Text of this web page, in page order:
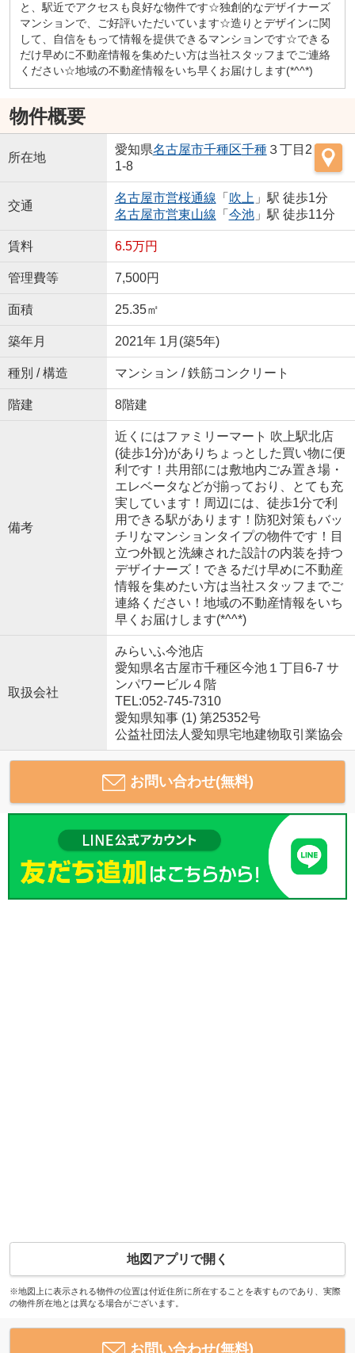
と、駅近でアクセスも良好な物件です☆独創的なデザイナーズ
マンションで、ご好評いただいています☆造りとデザインに関
して、自信をもって情報を提供できるマンションです☆できる
だけ早めに不動産情報を集めたい方は当社スタッフまでご連絡
ください☆地域の不動産情報をいち早くお届けします(*^^*)
物件概要
所在地
愛知県名古屋市千種区千種３丁目2
1-8
交通
名古屋市営桜通線 「 吹上」駅 徒歩1分
名古屋市営東山線 「 今池」駅 徒歩11分
賃料 6.5万円
管理費等 7,500円
面積 25.35㎡
築年月 2021年 1月(築5年)
種別 / 構造 マンション / 鉄筋コンクリート
階建 8階建
備考
近くにはファミリーマート 吹上駅北店
(徒歩1分)がありちょっとした買い物に便
利です！共用部には敷地内ごみ置き場・
エレベータなどが揃っており、とても充
実しています！周辺には、徒歩1分で利
用できる駅があります！防犯対策もバッ
チリなマンションタイプの物件です！目
立つ外観と洗練された設計の内装を持つ
デザイナーズ！できるだけ早めに不動産
情報を集めたい方は当社スタッフまでご
連絡ください！地域の不動産情報をいち
早くお届けします(*^^*)
取扱会社
みらいふ今池店
愛知県名古屋市千種区今池１丁目6-7 サ
ンパワービル４階
TEL:052-745-7310
愛知県知事 (1) 第25352号
公益社団法人愛知県宅地建物取引業協会
お問い合わせ(無料)
地図アプリで開く
※地図上に表示される物件の位置は付近住所に所在することを表すものであり、実際
の物件所在地とは異なる場合がございます。
お問い合わせ(無料)